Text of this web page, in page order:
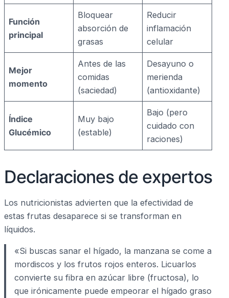
Función
principal
Bloquear
absorción de
grasas
Reducir
inflamación
celular
Mejor
momento
Antes de las
comidas
(saciedad)
Desayuno o
merienda
(antioxidante)
Índice
Glucémico
Muy bajo
(estable)
Bajo (pero
cuidado con
raciones)
Declaraciones de expertos
Los nutricionistas advierten que la efectividad de
estas frutas desaparece si se transforman en
líquidos.
«Si buscas sanar el hígado, la manzana se come a
mordiscos y los frutos rojos enteros. Licuarlos
convierte su fibra en azúcar libre (fructosa), lo
que irónicamente puede empeorar el hígado graso